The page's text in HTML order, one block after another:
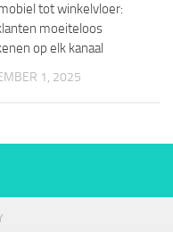
tot winkelvloer:
moeiteloos
op elk kanaal
1, 2025